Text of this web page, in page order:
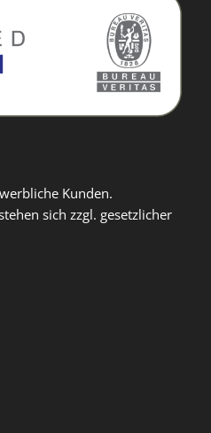
Kunden.
sich zzgl. gesetzlicher